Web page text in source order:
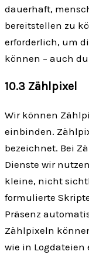
dauerhaft,
bereitstellen zu
erforderlich, um
können – auch
10.3 Zählpixel
Wir können
einbinden.
bezeichnet. Bei
Dienste wir
kleine, nicht
formulierte
Präsenz
Zählpixeln
wie in Log­dateien